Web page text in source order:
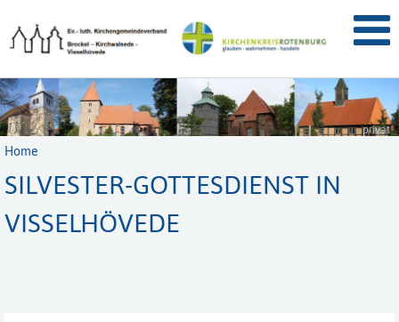
privat
Home
SILVESTER-GOTTESDIENST IN
VISSELHÖVEDE